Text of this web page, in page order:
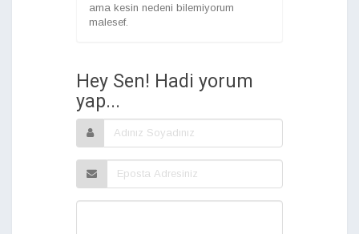
ama kesin nedeni bilemiyorum
malesef.
Hey Sen! Hadi yorum
yap...